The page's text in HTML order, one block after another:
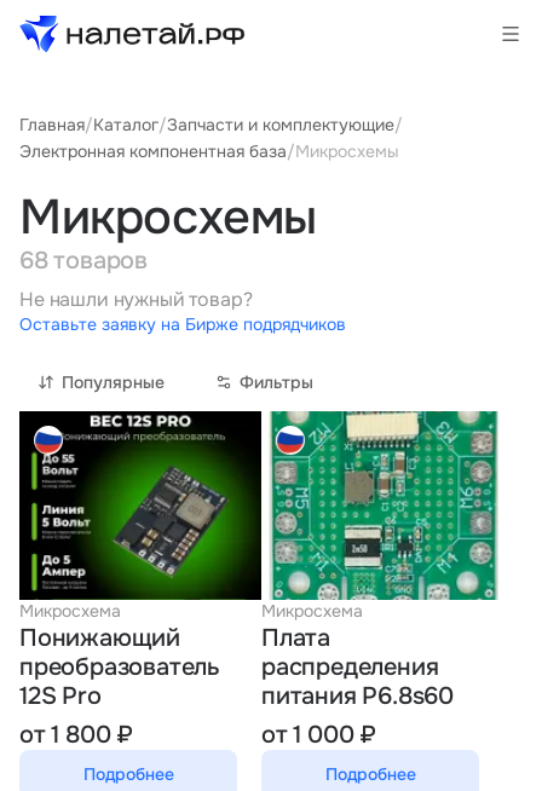
Товары
Услуги
Сервисы
Биржа
О проекте
Клиентам
Поставщикам
Государственные программы
Партнеры
Новости и аналитика
Тарифы
info@naletai.su
Главная/Каталог/Запчасти и комплектующие/
Электронная компонентная база/Микросхемы
Микросхемы
68 товаров
Не нашли нужный товар?
Оставьте заявку на Бирже подрядчиков
Популярные Фильтры
Микросхема
Понижающий
преобразователь
12S Pro
от 1 800 ₽
Подробнее
Микросхема
Плата
распределения
питания P6.8s60
от 1 000 ₽
Подробнее